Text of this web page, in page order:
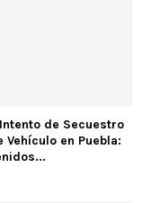
de Secuestro
Vehículo en Puebla: